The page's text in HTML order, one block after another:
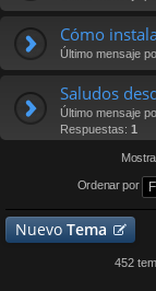
Cómo
Último mensaje
Saludos
Último mensaje
Respuestas: 1
Ordenar por
Nuevo Tema
452